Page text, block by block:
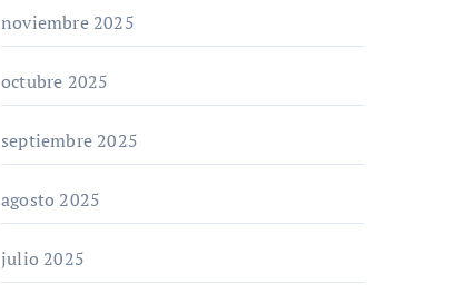
noviembre 2025
octubre 2025
septiembre 2025
agosto 2025
julio 2025